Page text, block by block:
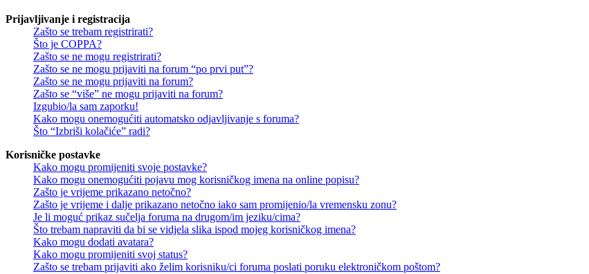
Prijavljivanje i registracija
Zašto se trebam registrirati?
Što je COPPA?
Zašto se ne mogu registrirati?
Zašto se ne mogu prijaviti na forum “po prvi put”?
Zašto se ne mogu prijaviti na forum?
Zašto se “više” ne mogu prijaviti na forum?
Izgubio/la sam zaporku!
Kako mogu onemogućiti automatsko odjavljivanje s foruma?
Što “Izbriši kolačiće” radi?
Korisničke postavke
Kako mogu promijeniti svoje postavke?
Kako mogu onemogućiti pojavu mog korisničkog imena na online popisu?
Zašto je vrijeme prikazano netočno?
Zašto je vrijeme i dalje prikazano netočno iako sam promijenio/la vremensku zonu?
Je li moguć prikaz sučelja foruma na drugom/im jeziku/cima?
Što trebam napraviti da bi se vidjela slika ispod mojeg korisničkog imena?
Kako mogu dodati avatara?
Kako mogu promijeniti svoj status?
Zašto se trebam prijaviti ako želim korisniku/ci foruma poslati poruku elektroničkom poštom?